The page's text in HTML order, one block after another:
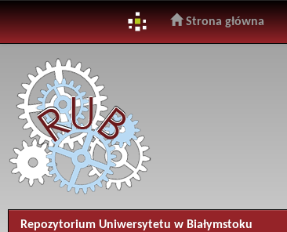
navigation
Strona główna
Repozytorium Uniwersytetu w Białymstoku